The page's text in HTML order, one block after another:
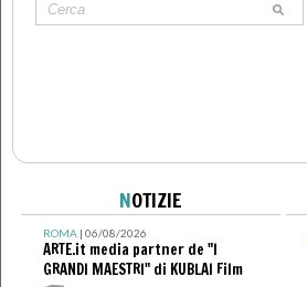
NOTIZIE
ROMA| 06/08/2026
ARTE.it media partner de "I
GRANDI MAESTRI" di KUBLAI Film